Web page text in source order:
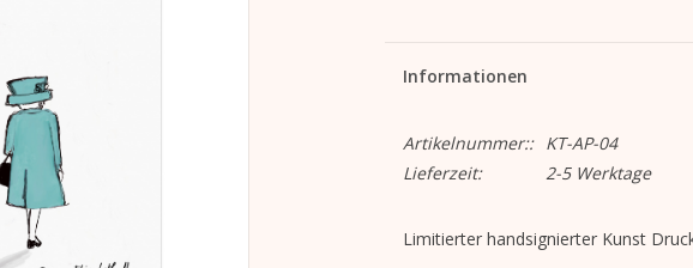
Informationen
Artikelnummer::
KT-AP-04
Lieferzeit:
2-5 Werktage
Limitierter handsignierter Kunst